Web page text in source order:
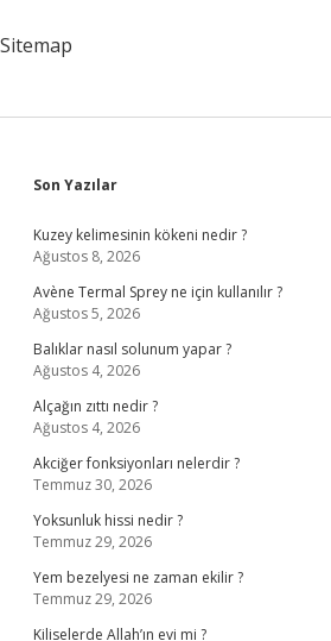
Sitemap
Sidebar
Son Yazılar
Kuzey kelimesinin kökeni nedir ?
Ağustos 8, 2026
Avène Termal Sprey ne için kullanılır ?
Ağustos 5, 2026
Balıklar nasıl solunum yapar ?
Ağustos 4, 2026
Alçağın zıttı nedir ?
Ağustos 4, 2026
Akciğer fonksiyonları nelerdir ?
Temmuz 30, 2026
Yoksunluk hissi nedir ?
Temmuz 29, 2026
Yem bezelyesi ne zaman ekilir ?
Temmuz 29, 2026
Kiliselerde Allah’ın evi mi ?